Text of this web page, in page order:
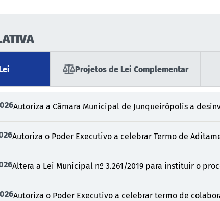
Projetos de Lei Complementar
Autoriza a Câmara Municipal de Junqueirópolis a
Autoriza o Poder Executivo a celebrar Termo de
Altera a Lei Municipal nº 3.261/2019 para instituir o
Autoriza o Poder Executivo a celebrar termo de